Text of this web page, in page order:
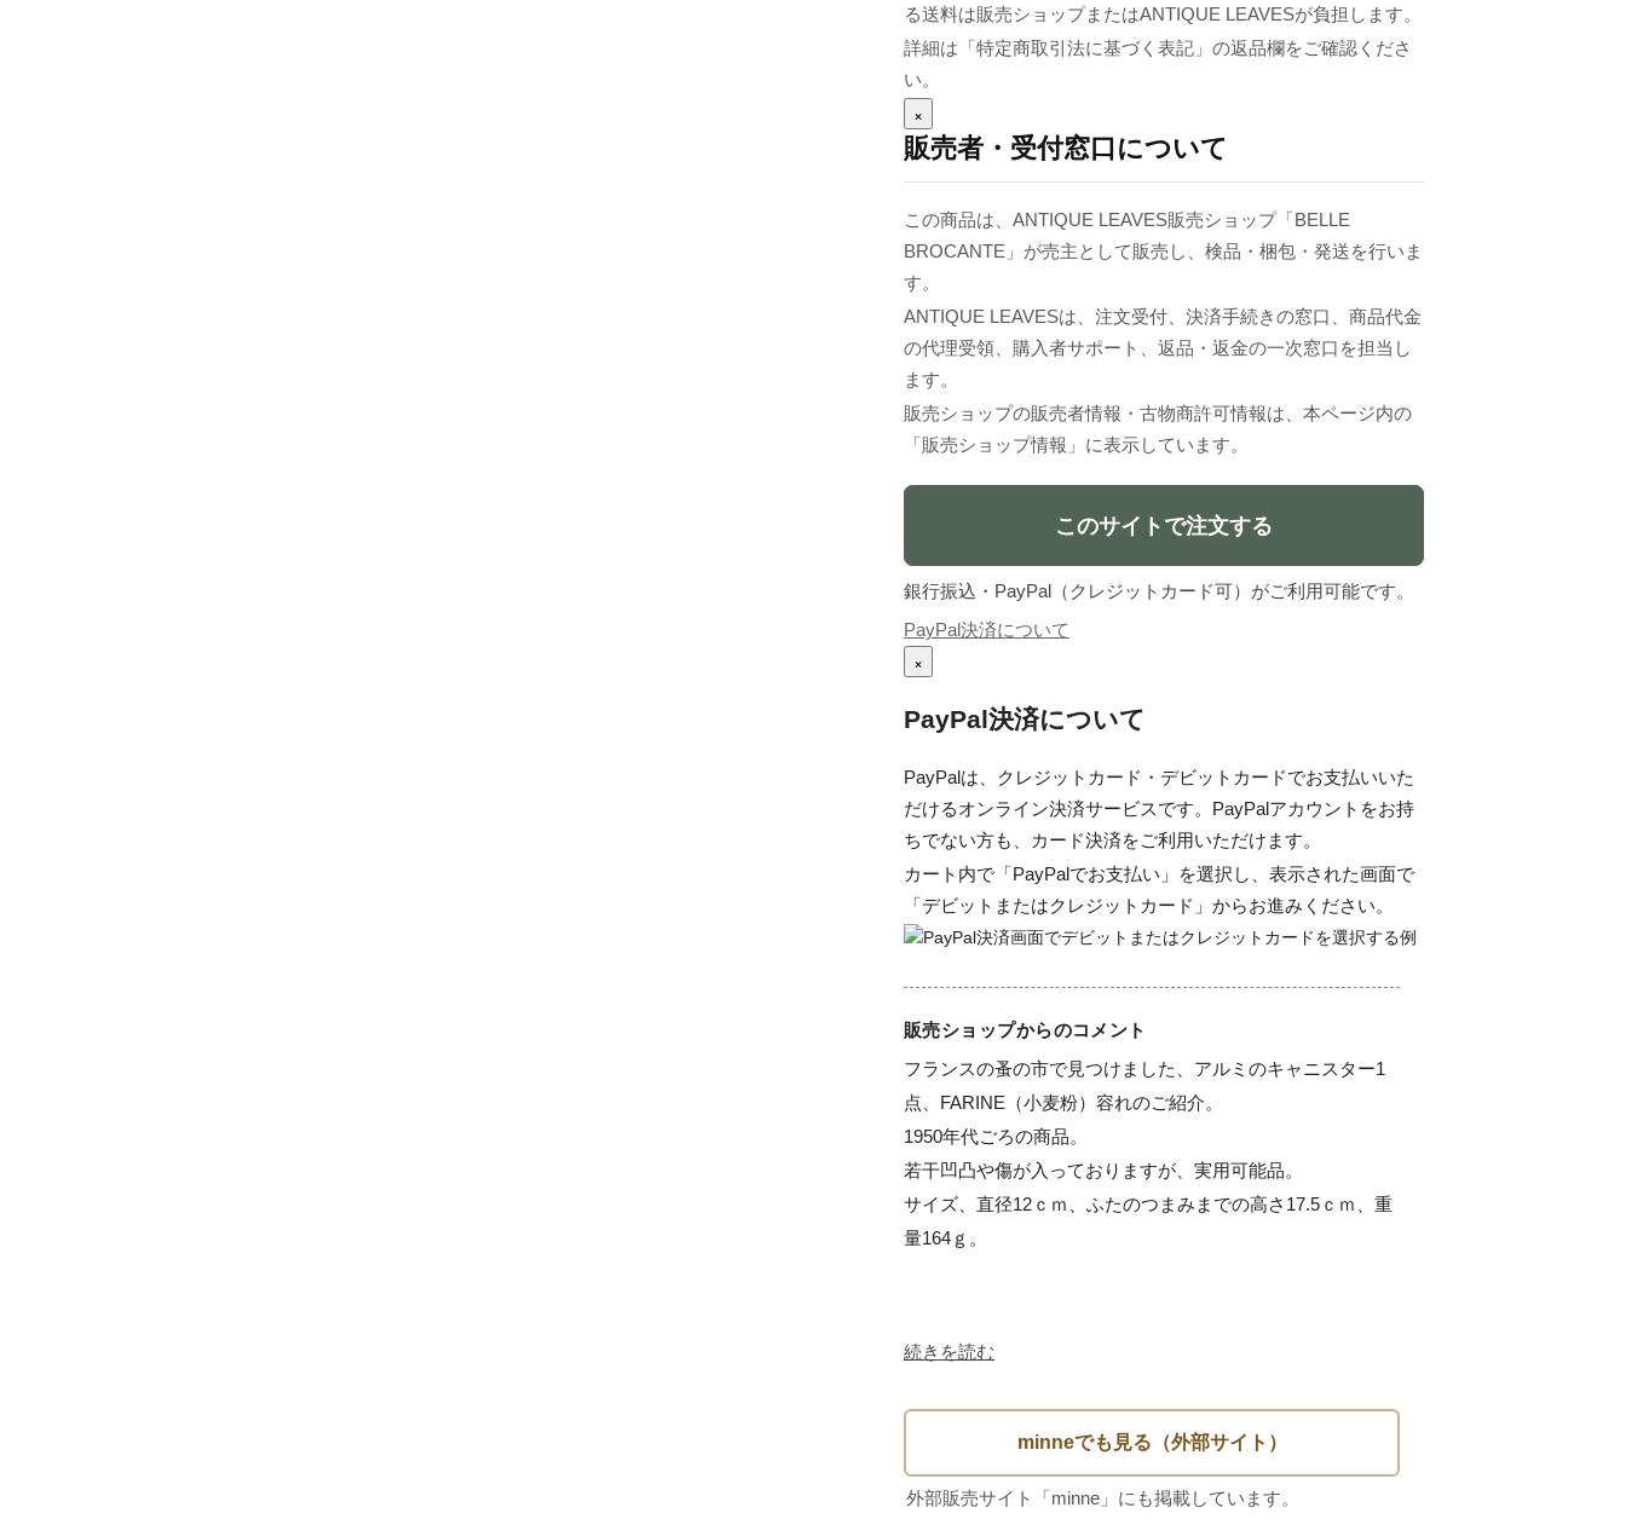
る送料は販売ショップまたはANTIQUE LEAVESが負担します。
詳細は「特定商取引法に基づく表記」の返品欄をご確認くださ
い。
×
販売者・受付窓口について
この商品は、ANTIQUE LEAVES販売ショップ「BELLE
BROCANTE」が売主として販売し、検品・梱包・発送を行いま
す。
ANTIQUE LEAVESは、注文受付、決済手続きの窓口、商品代金
の代理受領、購入者サポート、返品・返金の一次窓口を担当し
ます。
販売ショップの販売者情報・古物商許可情報は、本ページ内の
「販売ショップ情報」に表示しています。
このサイトで注文する
銀行振込・PayPal（クレジットカード可）がご利用可能です。
PayPal決済について
×
PayPal決済について
PayPalは、クレジットカード・デビットカードでお支払いいた
だけるオンライン決済サービスです。PayPalアカウントをお持
ちでない方も、カード決済をご利用いただけます。
カート内で「PayPalでお支払い」を選択し、表示された画面で
「デビットまたはクレジットカード」からお進みください。
販売ショップからのコメント
フランスの蚤の市で見つけました、アルミのキャニスター1
点、FARINE（小麦粉）容れのご紹介。
1950年代ごろの商品。
若干凹凸や傷が入っておりますが、実用可能品。
サイズ、直径12ｃｍ、ふたのつまみまでの高さ17.5ｃｍ、重
量164ｇ。
続きを読む